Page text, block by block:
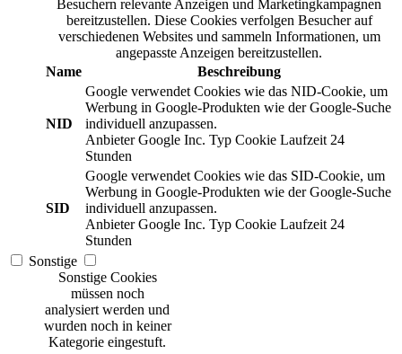
Besuchern relevante Anzeigen und Marketingkampagnen
bereitzustellen. Diese Cookies verfolgen Besucher auf
verschiedenen Websites und sammeln Informationen, um
angepasste Anzeigen bereitzustellen.
Name
Beschreibung
NID
Google verwendet Cookies wie das NID-Cookie, um
Werbung in Google-Produkten wie der Google-Suche
individuell anzupassen.
Anbieter Google Inc. Typ Cookie Laufzeit 24
Stunden
SID
Google verwendet Cookies wie das SID-Cookie, um
Werbung in Google-Produkten wie der Google-Suche
individuell anzupassen.
Anbieter Google Inc. Typ Cookie Laufzeit 24
Stunden
Sonstige
Sonstige Cookies
müssen noch
analysiert werden und
wurden noch in keiner
Kategorie eingestuft.